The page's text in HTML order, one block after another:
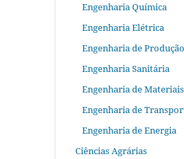
Engenharia Química
Engenharia Elétrica
Engenharia de Produção
Engenharia Sanitária
Engenharia de
Engenharia de
Engenharia de Energia
Ciências Agrárias